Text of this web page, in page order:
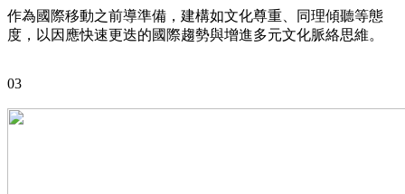
作為國際移動之前導準備，建構如文化尊重、同理傾聽等態
度，以因應快速更迭的國際趨勢與增進多元文化脈絡思維。
03